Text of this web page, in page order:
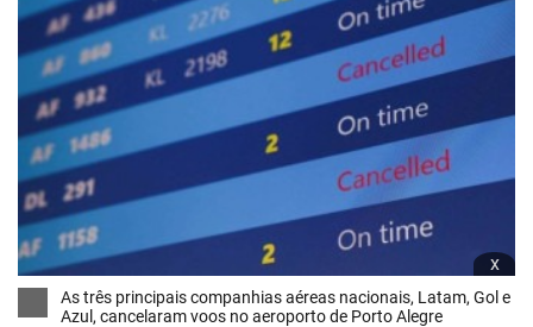
x
As três principais companhias aéreas nacionais, Latam, Gol e
Azul, cancelaram voos no aeroporto de Porto Alegre